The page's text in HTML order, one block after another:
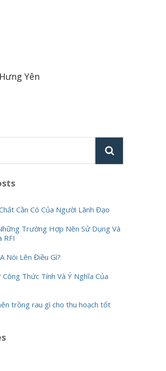
Yên
Cần Có Của Người Lãnh Đạo
Trường Hợp Nên Sử Dụng Và
RFI
Nói Lên Điều Gì?
Công Thức Tính Và Ý Nghĩa Của
trồng rau gì cho thu hoạch tốt